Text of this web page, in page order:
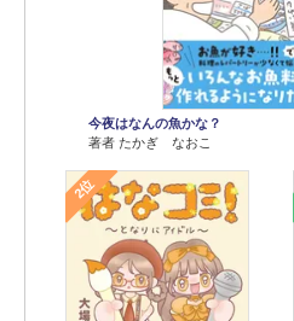
今夜はなんの魚かな？
著者 たかぎ なおこ
2位